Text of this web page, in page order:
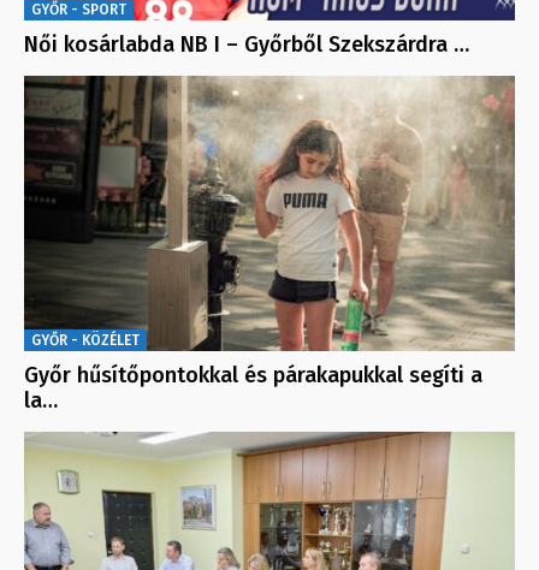
GYŐR - SPORT
Női kosárlabda NB I – Győrből Szekszárdra …
GYŐR - KÖZÉLET
Győr hűsítőpontokkal és párakapukkal segíti a
la…